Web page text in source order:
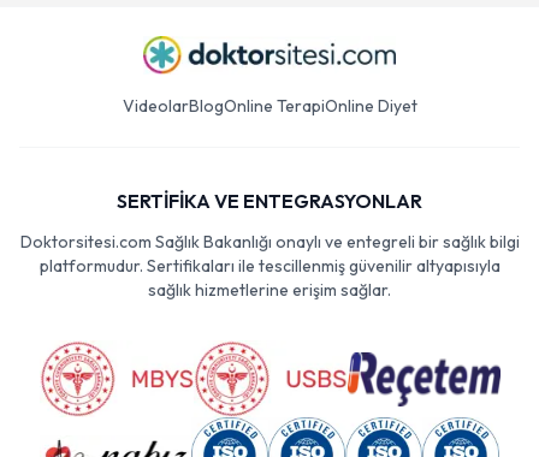
VideolarBlogOnline TerapiOnline Diyet
SERTİFİKA VE ENTEGRASYONLAR
Doktorsitesi.com Sağlık Bakanlığı onaylı ve entegreli bir sağlık bilgi
platformudur. Sertifikaları ile tescillenmiş güvenilir altyapısıyla
sağlık hizmetlerine erişim sağlar.